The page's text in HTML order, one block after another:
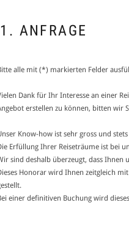
1. ANFRAGE
alle mit (*) markierten Felder
Dank für Ihr Interesse an einer
erstellen zu können, bitten wir
Know-how ist sehr gross und
Erfüllung Ihrer Reiseträume ist bei
sind deshalb überzeugt, dass Ihnen
Honorar wird Ihnen zeitgleich
einer definitiven Buchung wird